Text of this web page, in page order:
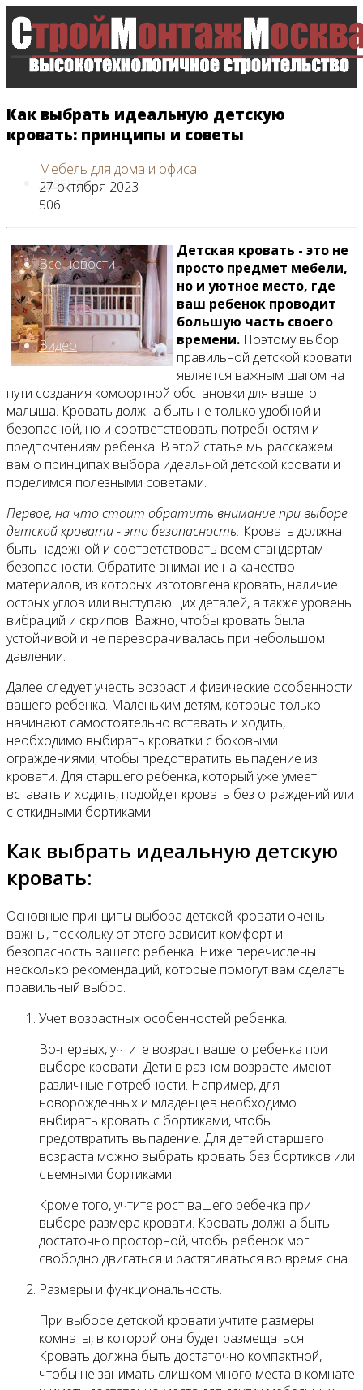
Главная
Все новости
Видео
Как выбрать идеальную детскую
кровать: принципы и советы
Мебель для дома и офиса
27 октября 2023
506
Детская кровать - это не
просто предмет мебели,
но и уютное место, где
ваш ребенок проводит
большую часть своего
времени. Поэтому выбор
правильной детской кровати
является важным шагом на
пути создания комфортной обстановки для вашего
малыша. Кровать должна быть не только удобной и
безопасной, но и соответствовать потребностям и
предпочтениям ребенка. В этой статье мы расскажем
вам о принципах выбора идеальной детской кровати и
поделимся полезными советами.
Первое, на что стоит обратить внимание при выборе
детской кровати - это безопасность. Кровать должна
быть надежной и соответствовать всем стандартам
безопасности. Обратите внимание на качество
материалов, из которых изготовлена кровать, наличие
острых углов или выступающих деталей, а также уровень
вибраций и скрипов. Важно, чтобы кровать была
устойчивой и не переворачивалась при небольшом
давлении.
Далее следует учесть возраст и физические особенности
вашего ребенка. Маленьким детям, которые только
начинают самостоятельно вставать и ходить,
необходимо выбирать кроватки с боковыми
ограждениями, чтобы предотвратить выпадение из
кровати. Для старшего ребенка, который уже умеет
вставать и ходить, подойдет кровать без ограждений или
с откидными бортиками.
Как выбрать идеальную детскую
кровать:
Основные принципы выбора детской кровати очень
важны, поскольку от этого зависит комфорт и
безопасность вашего ребенка. Ниже перечислены
несколько рекомендаций, которые помогут вам сделать
правильный выбор.
Учет возрастных особенностей ребенка.
Во-первых, учтите возраст вашего ребенка при
выборе кровати. Дети в разном возрасте имеют
различные потребности. Например, для
новорожденных и младенцев необходимо
выбирать кровать с бортиками, чтобы
предотвратить выпадение. Для детей старшего
возраста можно выбрать кровать без бортиков или
съемными бортиками.
Кроме того, учтите рост вашего ребенка при
выборе размера кровати. Кровать должна быть
достаточно просторной, чтобы ребенок мог
свободно двигаться и растягиваться во время сна.
Размеры и функциональность.
При выборе детской кровати учтите размеры
комнаты, в которой она будет размещаться.
Кровать должна быть достаточно компактной,
чтобы не занимать слишком много места в комнате